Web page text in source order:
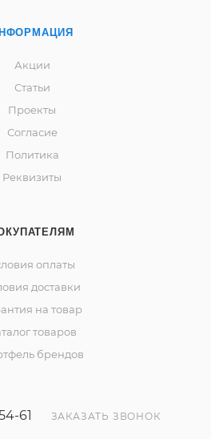
Акции
Статьи
Проекты
Согласие
Политика
Реквизиты
оплаты
доставки
на товар
товаров
брендов
61 ЗАКАЗАТЬ ЗВОНОК